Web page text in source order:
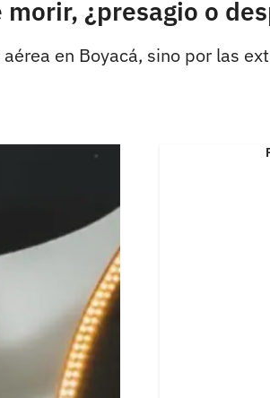
¿presagio o
en Boyacá, sino por las